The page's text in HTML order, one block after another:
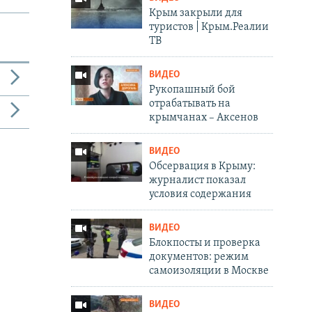
Крым закрыли для
туристов | Крым.Реалии
ТВ
ВИДЕО
Рукопашный бой
отрабатывать на
крымчанах – Аксенов
ВИДЕО
Обсервация в Крыму:
журналист показал
условия содержания
ВИДЕО
Блокпосты и проверка
документов: режим
самоизоляции в Москве
ВИДЕО